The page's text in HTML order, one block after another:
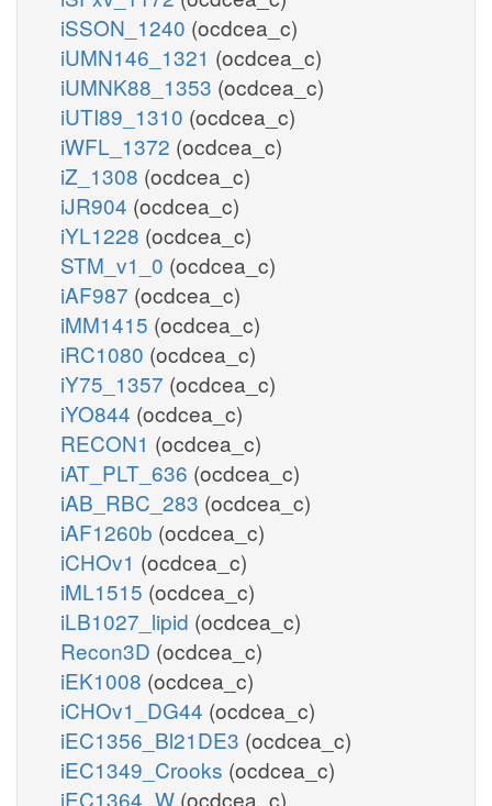
iSSON_1240 (ocdcea_c)
iUMN146_1321 (ocdcea_c)
iUMNK88_1353 (ocdcea_c)
iUTI89_1310 (ocdcea_c)
iWFL_1372 (ocdcea_c)
iZ_1308 (ocdcea_c)
iJR904 (ocdcea_c)
iYL1228 (ocdcea_c)
STM_v1_0 (ocdcea_c)
iAF987 (ocdcea_c)
iMM1415 (ocdcea_c)
iRC1080 (ocdcea_c)
iY75_1357 (ocdcea_c)
iYO844 (ocdcea_c)
RECON1 (ocdcea_c)
iAT_PLT_636 (ocdcea_c)
iAB_RBC_283 (ocdcea_c)
iAF1260b (ocdcea_c)
iCHOv1 (ocdcea_c)
iML1515 (ocdcea_c)
iLB1027_lipid (ocdcea_c)
Recon3D (ocdcea_c)
iEK1008 (ocdcea_c)
iCHOv1_DG44 (ocdcea_c)
iEC1356_Bl21DE3 (ocdcea_c)
iEC1349_Crooks (ocdcea_c)
iEC1364_W (ocdcea_c)